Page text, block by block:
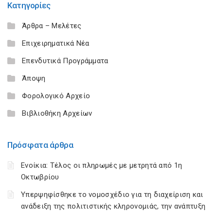
Κατηγορίες
Άρθρα – Μελέτες
Επιχειρηματικά Νέα
Επενδυτικά Προγράμματα
Άποψη
Φορολογικό Αρχείο
Βιβλιοθήκη Αρχείων
Πρόσφατα άρθρα
Ενοίκια: Τέλος οι πληρωμές με μετρητά από 1η
Οκτωβρίου
Υπερψηφίσθηκε το νομοσχέδιο για τη διαχείριση και
ανάδειξη της πολιτιστικής κληρονομιάς, την ανάπτυξη